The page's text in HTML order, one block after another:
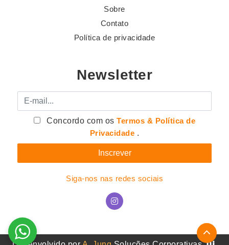
Sobre
Contato
Política de privacidade
Newsletter
E-mail
Concordo com osTermos & Política de
Privacidade .
Siga-nos nas redes sociais